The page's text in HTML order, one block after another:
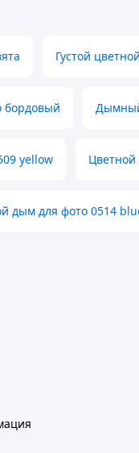
Густой
бордовый
yellow
дым для фото 0514